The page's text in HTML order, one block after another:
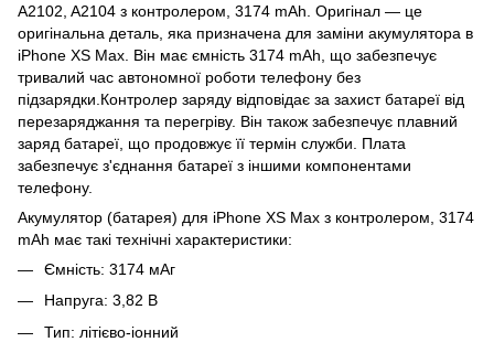
A2102, A2104 з контролером, 3174 mAh. Оригінал — це
оригінальна деталь, яка призначена для заміни акумулятора в
iPhone XS Max. Він має ємність 3174 mAh, що забезпечує
тривалий час автономної роботи телефону без
підзарядки.Контролер заряду відповідає за захист батареї від
перезаряджання та перегріву. Він також забезпечує плавний
заряд батареї, що продовжує її термін служби. Плата
забезпечує з'єднання батареї з іншими компонентами
телефону.
Акумулятор (батарея) для iPhone XS Max з контролером, 3174
mAh має такі технічні характеристики:
Ємність: 3174 мАг
Напруга: 3,82 В
Тип: літієво-іонний